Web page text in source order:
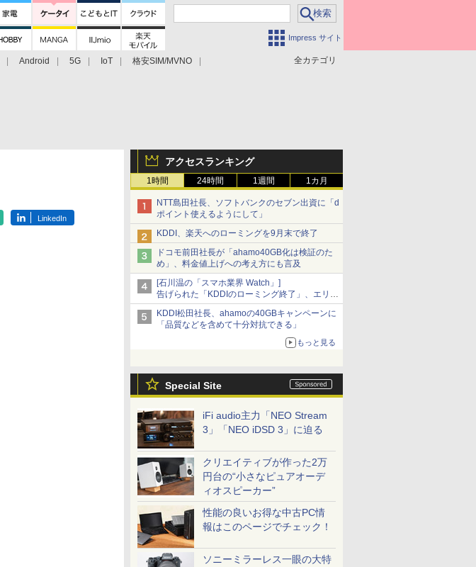
Impress サイト
全カテゴリ
Android 5G IoT
格安SIM/MVNO
アクセスランキング
1時間 24時間 1週間 1カ月
NTT島田社長、ソフトバンクのセブン出資に「d
ポイント使えるようにして」
KDDI、楽天へのローミングを9月末で終了
ドコモ前田社長が「ahamo40GB化は検証のた
め」、料金値上げへの考え方にも言及
[石川温の「スマホ業界 Watch」]
告げられた「KDDIのローミング終了」、エリア
マップの落とし穴と楽天モバイルの課題
KDDI松田社長、ahamoの40GBキャンペーンに
「品質などを含めて十分対抗できる」
もっと見る
Special Site
iFi audio主力「NEO Stream
3」「NEO iDSD 3」に迫る
クリエイティブが作った2万
円台の“小さなピュアオーデ
ィオスピーカー”
性能の良いお得な中古PC情
報はこのページでチェック！
ソニーミラーレス一眼の大特
LinkedIn